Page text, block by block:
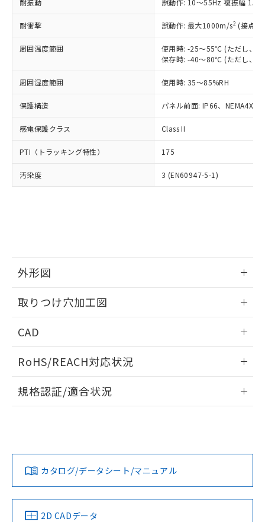
耐振動 誤動作: 10～55Hz 複振幅
耐衝撃 誤動作: 最大1000m/s2 (接点
周囲温度範囲
使用時: -25～55℃ (ただし、氷
保存時: -40～80℃ (ただし、氷
周囲湿度範囲 使用時: 35～85%RH
保護構造 パネル前面: IP66、NEMA4X,
感電保護クラス Class II
PTI（トラッキング特性） 175
汚染度 3 (EN60947-5-1)
外形図
取りつけ穴加工図
CAD
ドすることができます。
ログイン/会員登録
ダウンロードデータをご利用いただく前に、以下を必ずお読
みください。
ソフトウェアの使用条件
RoHS/REACH対応状況
EU RoHS 注意事項・凡例
対応済み
中国 RoHS 注意事項・凡例
規格認証/適合状況
LR型式承認
（イギリス
船舶規格）
DNV型式承認
（ノルウェー
BV型式承認
（フランス
KR型式
（韓国
カタログ/データシート/マニュアル
2D CADデータ
正式な納期状況および標準価格はお客
様のお取引先、またはお客様担当のオ
ムロン制御機器販売店・当社販売員に
オムロン制御機器販売店や当社販売拠
販売ネットワーク
」をご確認
在庫状況および標準価格結果を当社の
事前の承諾なく第三者に漏洩または開
示しないようお願いします。
マイパーツ機能（部品リスト作成サー
ビス）をご利用いただくには、I-Web
メンバーズにご登録されている必要が
お客様が当ウェブサイト上で当社にご
指します。
但し、RoHS指令で産業用監視および制御機器に対する
適用除外項目は除く。
フタル酸エステル類の４物質については閾値を超える意
図的な使用がないことを確認しています。
部品在庫の切り替え状況などにより、予定
月が前後することがあります。
※3 非含有証明書ダウンロード
51物質の非含有証明書（当社基準）
※本証明書は発行日時点で非含有を証明す
るもので、過去に遡って非含有を証明する
ものではありません。
また、RoHS指令のフタル酸エステル類４
欄に対応日を記載しておりました。
既に当社にて対応品への在庫切替を完了
していることから、特段のことがない限
り、2022年1月12日より割愛しておりま
す。
DBP(フタル酸ジブチル) : 1000ppm、 DIBP(フタル酸ジ
イソブチル) : 1000ppm、 BBP(フタル酸ブチルベンジ
DEHP(フタル酸ビス(2-エチルヘキシル)) : 1000ppm
準値以下であることを示します。
「10」：通常の使用状況下において有害物
質が外部に漏えいし、環境に深刻な影響を
及ぼさない年数を意味します。
「－」：未確認です。当社販売部門へお問
全に破砕するなど、違法に輸出されな
いよう必要な手段を講じます。
当社は貴社製品を、核兵器、ミサイ
ル、化学兵器、生物兵器またはその他
武器並びにこれらの製造装置等に一切
当社は、貴社製品を第三者に販売する
場合は、上記1、2および3の内容を当
該第三者に通知します。また当社は、
販売先および販売に係わる関係者が違
法に輸出するおそれがある場合は、取
り引きをいたしません。
一定数には満たないが在庫あり
－
在庫なし(最新の在庫状況につ
いては、お客様のお取引先、ま
たはお客様担当のオムロン制御
機器販売店・当社販売員にご確
空
受注生産機種、また在庫状況の
情報を公開していない機種